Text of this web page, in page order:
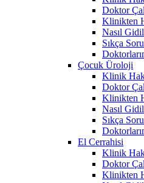
Doktor
Klinikten
Nasıl
Sıkça
Çocuk Üroloji
Klinik
Doktor
Klinikten
Nasıl
Sıkça
El Cerrahisi
Klinik
Doktor
Klinikten